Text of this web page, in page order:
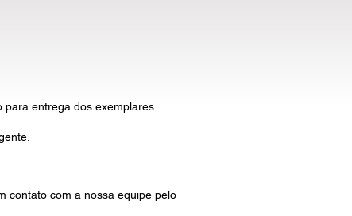
para entrega dos exemplares
contato com a nossa equipe pelo